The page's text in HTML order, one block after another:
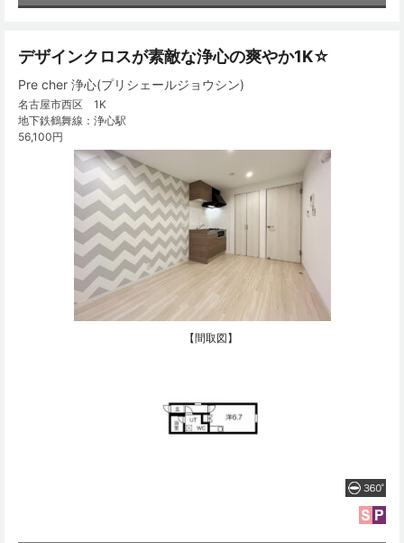
デザインクロスが素敵な浄心の爽やか1K☆
Pre cher 浄心(プリシェールジョウシン)
名古屋市西区 1K
地下鉄鶴舞線：浄心駅
56,100円
【間取図】